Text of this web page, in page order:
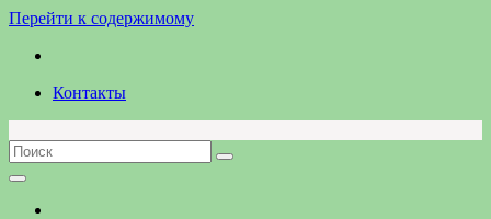
Перейти к содержимому
Контакты